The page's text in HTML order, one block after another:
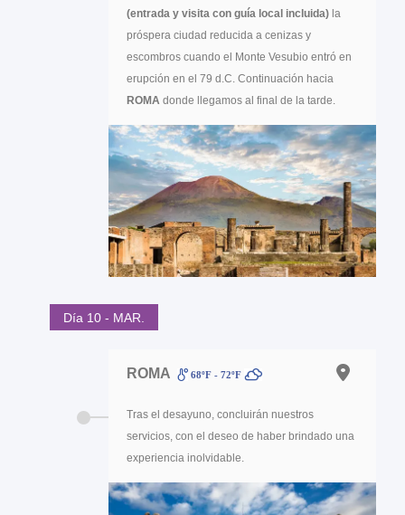
(entrada y visita con guía local incluida) la
próspera ciudad reducida a cenizas y
escombros cuando el Monte Vesubio entró en
erupción en el 79 d.C. Continuación hacia
ROMA donde llegamos al final de la tarde.
Día 10 - MAR.
ROMA 68ºF - 72ºF
Tras el desayuno, concluirán nuestros
servicios, con el deseo de haber brindado una
experiencia inolvidable.